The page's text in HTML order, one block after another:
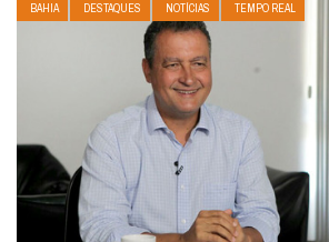
BAHIA DESTAQUES NOTÍCIAS TEMPO REAL